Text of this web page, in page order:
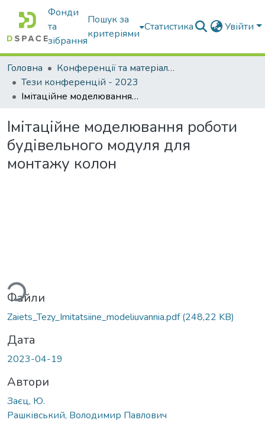
Фонди
та
зібрання
Пошук за
критеріями
Статистика Увійти
Головна
Конференції та матеріали конференцій
Тези конференцій - 2023
Імітаційне моделювання роботи будівельного модуля для монтажу колон
Імітаційне моделювання роботи
будівельного модуля для
монтажу колон
Файли
Zaiets_Tezy_Imitatsiine_modeliuvannia.pdf(248,22 KB)
Дата
2023-04-19
Автори
Заєц, Ю.
Рашківський, Володимир Павлович